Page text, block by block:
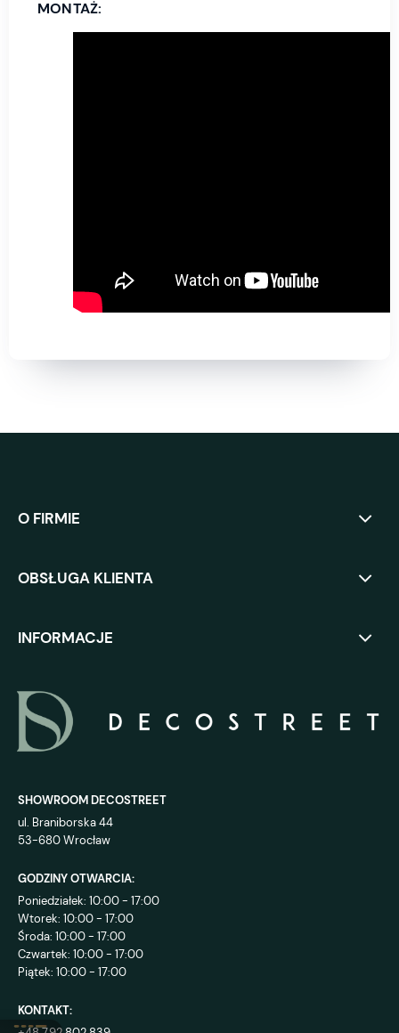
MONTAŻ:
O FIRMIE
OBSŁUGA KLIENTA
INFORMACJE
SHOWROOM DECOSTREET
ul. Braniborska 44
53-680 Wrocław
GODZINY OTWARCIA:
Poniedziałek: 10:00 - 17:00
Wtorek: 10:00 - 17:00
Środa: 10:00 - 17:00
Czwartek: 10:00 - 17:00
Piątek: 10:00 - 17:00
KONTAKT: